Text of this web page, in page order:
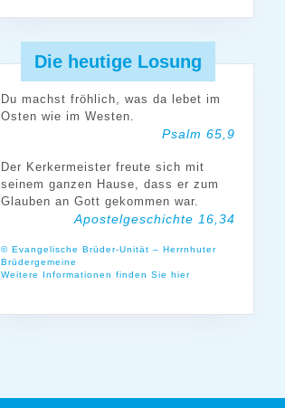
Die heutige Losung
Du machst fröhlich, was da lebet im
Osten wie im Westen.
Psalm 65,9
Der Kerkermeister freute sich mit
seinem ganzen Hause, dass er zum
Glauben an Gott gekommen war.
Apostelgeschichte 16,34
© Evangelische Brüder-Unität – Herrnhuter
Brüdergemeine
Weitere Informationen finden Sie hier